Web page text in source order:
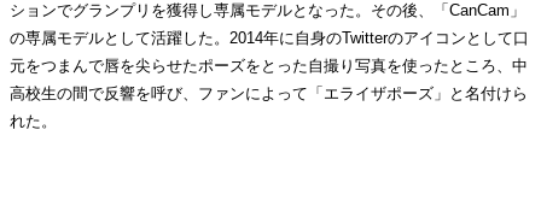
ションでグランプリを獲得し専属モデルとなった。その後、「CanCam」
の専属モデルとして活躍した。2014年に自身のTwitterのアイコンとして口
元をつまんで唇を尖らせたポーズをとった自撮り写真を使ったところ、中
高校生の間で反響を呼び、ファンによって「エライザポーズ」と名付けら
れた。